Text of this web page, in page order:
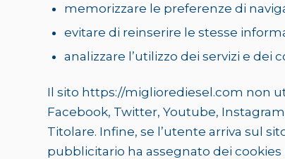
memorizzare le preferenze di
evitare di reinserire le stesse
analizzare l’utilizzo dei servizi e
Il sito https://migliorediesel.com non
Facebook, Twitter, Youtube,
Titolare. Infine, se l’utente arriva sul
pubblicitario ha assegnato dei